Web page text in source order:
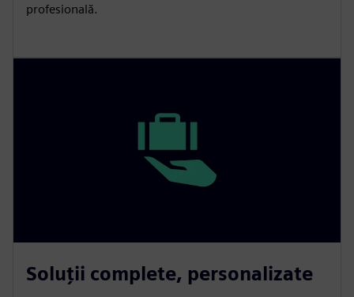
profesională.
Soluții complete, personalizate